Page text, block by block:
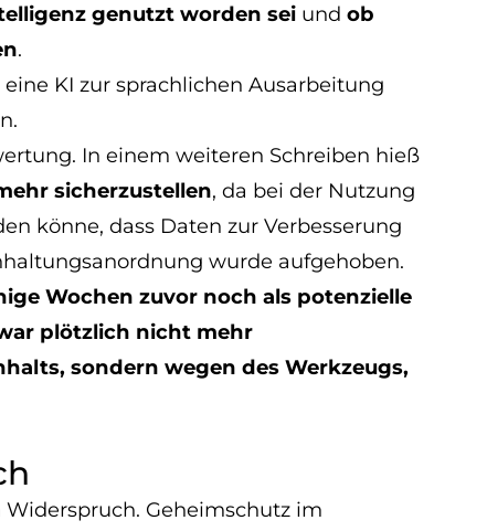
genutzt worden seiund ob
.
KI zur sprachlichen Ausarbeitung
In einem weiteren Schreiben hieß
sicherzustellen, da bei der Nutzung
könne, dass Daten zur Verbesserung
wurde aufgehoben.
Wochen zuvor noch als potenzielle
plötzlich nicht mehr
sondern wegen des Werkzeugs,
Geheimschutz im